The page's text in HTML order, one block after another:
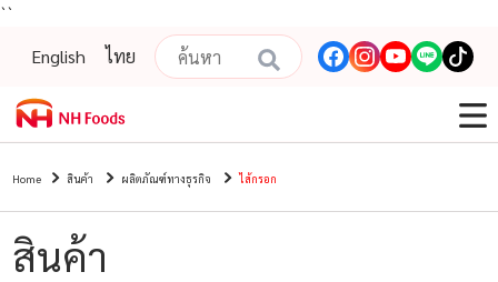
``
English
ไทย
Home สินค้า ผลิตภัณฑ์ทางธุรกิจ ไส้กรอก
สินค้า